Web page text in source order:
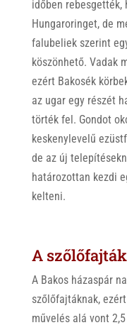
időben
Hungaroringet, de
falubeliek szerint
köszönhető. Vadak
ezért Bakosék
az ugar egy részét
törték fel. Gondot
keskenylevelű
de az új
határozottan kezdi
kelteni.
A szőlőfajták
A Bakos házaspár
szőlőfajtáknak,
művelés alá vont